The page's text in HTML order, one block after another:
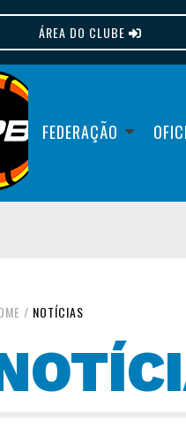
ÁREA DO CLUBE
FEDERAÇÃO
/ NOTÍCIAS